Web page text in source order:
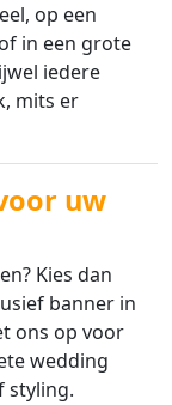
op een
in een grote
iedere
mits er
uw
Kies dan
banner in
ons op voor
wedding
styling.